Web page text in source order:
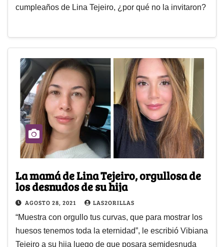
cumpleaños de Lina Tejeiro, ¿por qué no la invitaron?
La mamá de Lina Tejeiro, orgullosa de
los desnudos de su hija
AGOSTO 28, 2021 LAS2ORILLAS
“Muestra con orgullo tus curvas, que para mostrar los
huesos tenemos toda la eternidad”, le escribió Vibiana
Tejeiro a su hija luego de que posara semidesnuda